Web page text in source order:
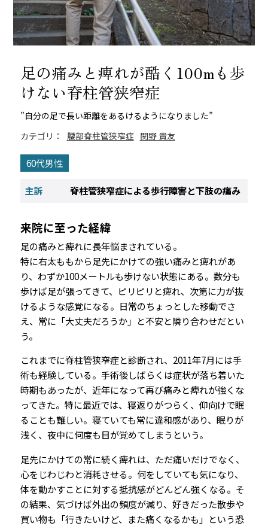
足の痛みと痺れが酷く100mも歩
けない脊柱管狭窄症
”自分の足で長い距離をあるけるようになりました”
カテゴリ：
腰部脊柱管狭窄症 関野 貴友
60代男性
主訴 脊柱管狭窄症による歩行障害と下肢の痛み
来院に至った経緯
足の痛みと痺れに長年悩まされている。
特に右太ももから足先にかけての強い痛みと痺れがあ
り、わずか100メートルも歩けない状態にある。数分も
歩けば足が張ってきて、ピリピリと痺れ、次第に力が抜
けるような感覚になる。日常のちょっとした移動でさ
え、常に「大丈夫だろうか」と不安と隣り合わせだとい
う。
これまでに脊柱管狭窄症と診断され、2011年7月には手
術も経験している。手術後しばらくは症状が落ち着いた
時期もあったが、近年になって再び痛みと痺れが強くな
ってきた。特に最近では、寝返りがつらく、仰向けで眠
ることも難しい。寝ていても常に違和感があり、眠りが
浅く、夜中に何度も目が覚めてしまうという。
足先にかけての常に続く痺れは、ただ痛いだけでなく、
心をじわじわと消耗させる。何をしていても気になり、
体を動かすことに対する抵抗感がどんどん強くなる。そ
の結果、気づけば外出の頻度が減り、好きだった散歩や
買い物も「行きたいけど、また痛くなるかも」という恐